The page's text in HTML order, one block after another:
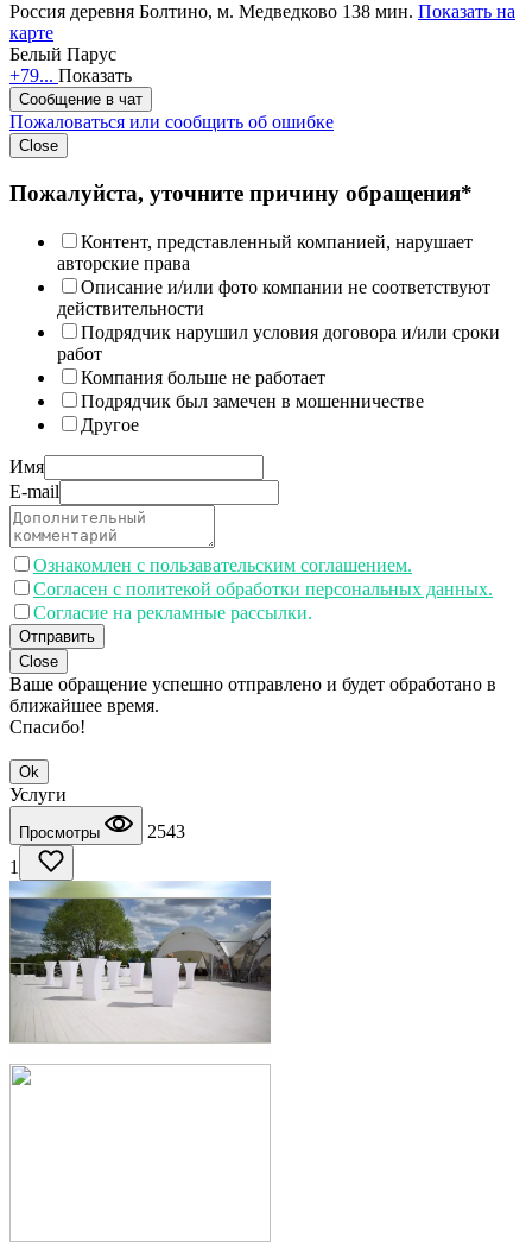
Россия деревня Болтино, м. Медведково 138 мин. Показать на
карте
Белый Парус
+79... Показать
Сообщение в чат
Пожаловаться или сообщить об ошибке
Close
Пожалуйста, уточните причину обращения*
Контент, представленный компанией, нарушает
авторские права
Описание и/или фото компании не соответствуют
действительности
Подрядчик нарушил условия договора и/или сроки
работ
Компания больше не работает
Подрядчик был замечен в мошенничестве
Другое
Имя
E-mail
Ознакомлен с пользавательским соглашением.
Согласен с политекой обработки персональных данных.
Согласие на рекламные рассылки.
Отправить
Close
Ваше обращение успешно отправлено и будет обработано в
ближайшее время.
Спасибо!
Ok
Услуги
Просмотры
2543
1